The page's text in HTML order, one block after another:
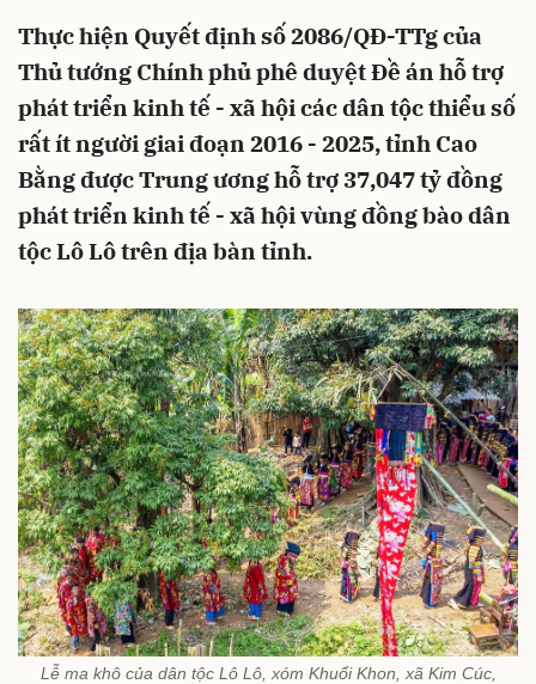
Thực hiện Quyết định số 2086/QĐ-TTg của
Thủ tướng Chính phủ phê duyệt Đề án hỗ trợ
phát triển kinh tế - xã hội các dân tộc thiểu số
rất ít người giai đoạn 2016 - 2025, tỉnh Cao
Bằng được Trung ương hỗ trợ 37,047 tỷ đồng
phát triển kinh tế - xã hội vùng đồng bào dân
tộc Lô Lô trên địa bàn tỉnh.
Lễ ma khô của dân tộc Lô Lô, xóm Khuổi Khon, xã Kim Cúc,